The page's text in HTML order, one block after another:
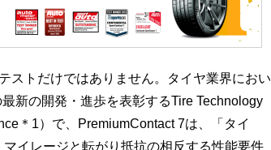
ストだけではありません。タイヤ業界におい
新の開発・進歩を表彰するTire Technology
＊1）で、PremiumContact 7は、「タイ
イレージと転がり抵抗の相反する性能要件